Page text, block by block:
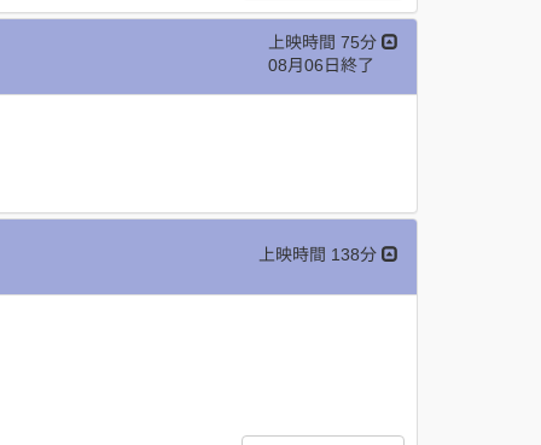
上映時間 75分
08月06日終了
上映時間 138分